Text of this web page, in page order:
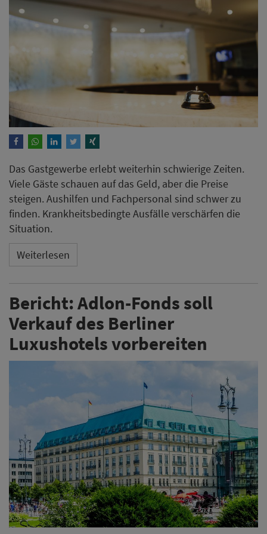
Das Gastgewerbe erlebt weiterhin schwierige Zeiten.
Viele Gäste schauen auf das Geld, aber die Preise
steigen. Aushilfen und Fachpersonal sind schwer zu
finden. Krankheitsbedingte Ausfälle verschärfen die
Situation.
Weiterlesen
Bericht: Adlon-Fonds soll
Verkauf des Berliner
Luxushotels vorbereiten